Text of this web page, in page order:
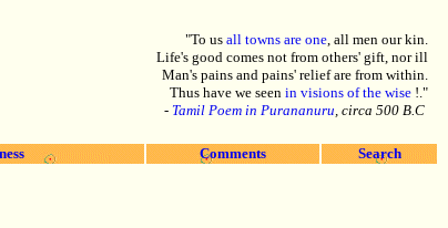
"To us all towns are one, all men our kin.
Life's good comes not from others' gift, nor ill
Man's pains and pains' relief are from within.
Thus have we seen in visions of the wise !."
- Tamil Poem in Purananuru, circa 500 B.C
Comments
Search